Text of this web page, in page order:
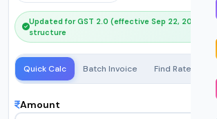
Updated for GST 2.0 (effective Sep 22, 2025) —
structure
Quick Calc Batch Invoice Find Rate
Amount